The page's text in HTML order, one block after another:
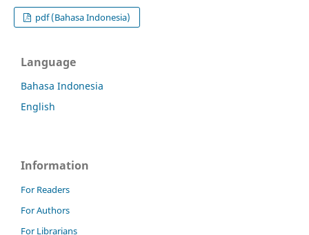
pdf (Bahasa Indonesia)
Language
Bahasa Indonesia
English
Information
For Readers
For Authors
For Librarians